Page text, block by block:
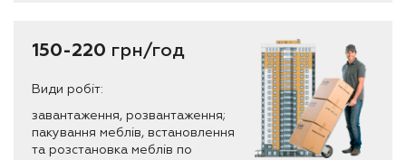
150-220 грн/год
Види робіт:
завантаження, розвантаження;
пакування меблів, встановлення
та розстановка меблів по